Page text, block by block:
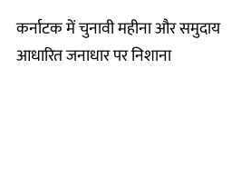
कर्नाटक में चुनावी महीना और समुदाय
आधारित जनाधार पर निशाना